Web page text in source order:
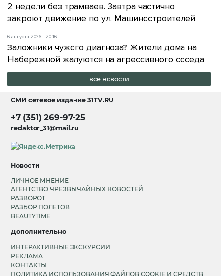
2 недели без трамваев. Завтра частично
закроют движение по ул. Машиностроителей
6 августа 2026 - 20:16
Заложники чужого диагноза? Жители дома на
Набережной жалуются на агрессивного соседа
все новости
СМИ сетевое издание31TV.RU
+7 (351) 269-97-25
redaktor_31@mail.ru
Новости
ЛИЧНОЕ МНЕНИЕ
АГЕНТСТВО ЧРЕЗВЫЧАЙНЫХ НОВОСТЕЙ
РАЗВОРОТ
РАЗБОР ПОЛЕТОВ
BEAUTYTIME
Дополнительно
ИНТЕРАКТИВНЫЕ ЭКСКУРСИИ
РЕКЛАМА
КОНТАКТЫ
ПОЛИТИКА ИСПОЛЬЗОВАНИЯ ФАЙЛОВ COOKIE И СРЕДСТВ